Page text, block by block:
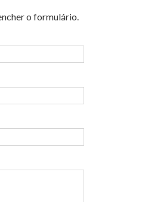
o formulário.